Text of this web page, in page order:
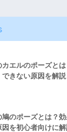
カエルのポーズと
できない原因を解説
鳩のポーズとは？
因を初心者向けに